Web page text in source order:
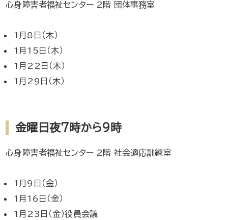
心身障害者福祉センター 2階 団体事務室
1月8日（木）
1月15日（木）
1月22日（木）
1月29日（木）
金曜日夜7時から9時
心身障害者福祉センター 2階 社会適応訓練室
1月9日（金）
1月16日（金）
1月23日（金）役員会議